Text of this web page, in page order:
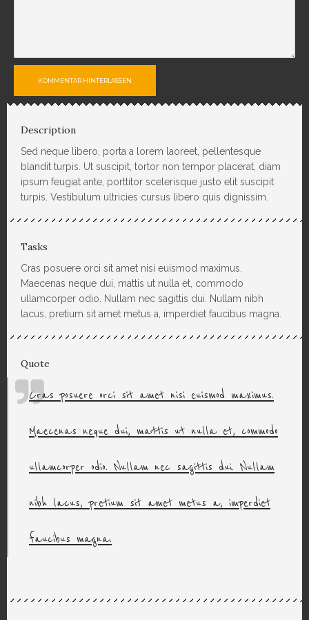
KOMMENTAR HINTERLASSEN
Description
Sed neque libero, porta a lorem laoreet, pellentesque
blandit turpis. Ut suscipit, tortor non tempor placerat, diam
ipsum feugiat ante, porttitor scelerisque justo elit suscipit
turpis. Vestibulum ultricies cursus libero quis dignissim.
Tasks
Cras posuere orci sit amet nisi euismod maximus.
Maecenas neque dui, mattis ut nulla et, commodo
ullamcorper odio. Nullam nec sagittis dui. Nullam nibh
lacus, pretium sit amet metus a, imperdiet faucibus magna.
Quote
Cras posuere orci sit amet nisi euismod maximus.
Maecenas neque dui, mattis ut nulla et, commodo
ullamcorper odio. Nullam nec sagittis dui. Nullam
nibh lacus, pretium sit amet metus a, imperdiet
faucibus magna.